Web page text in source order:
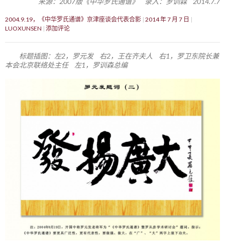
2004.9.19，《中华罗氏通谱》京津座谈会代表合影 2014 年 7 月 7 日
LUOXUNSEN 添加评论
标题插图：左2，罗元发 右2，王在齐夫人 右1，罗卫东院长兼
本会北京联络处主任 左1，罗训森总编